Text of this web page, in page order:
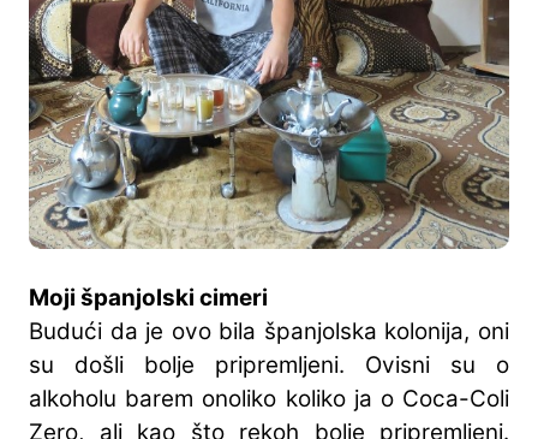
Moji španjolski cimeri
Budući da je ovo bila španjolska kolonija, oni
su došli bolje pripremljeni. Ovisni su o
alkoholu barem onoliko koliko ja o Coca-Coli
Zero, ali kao što rekoh bolje pripremljeni.